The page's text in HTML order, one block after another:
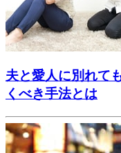
夫と愛人に別れて
くべき手法とは